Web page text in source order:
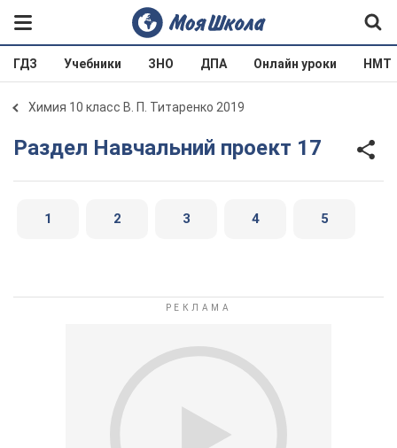
ГДЗ Учебники ЗНО ДПА Онлайн уроки НМТ
Химия 10 класс В. П. Титаренко 2019
Раздел Навчальний проект 17
1 2 3 4 5